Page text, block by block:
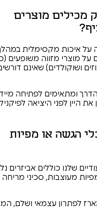
במהלך
(כמו
דורשים קירור
מיידית
לפיקניק
נלווים
מריחה או
ושלם, המאפשר